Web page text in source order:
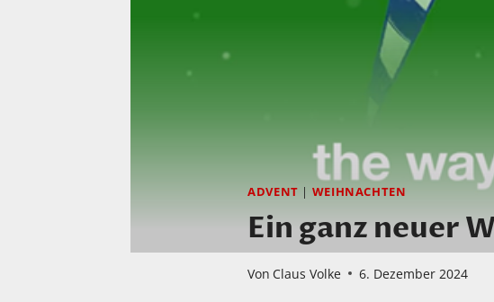
ADVENT | WEIHNACHTEN
Ein ganz neuer
Von Claus Volke 6. Dezember 2024